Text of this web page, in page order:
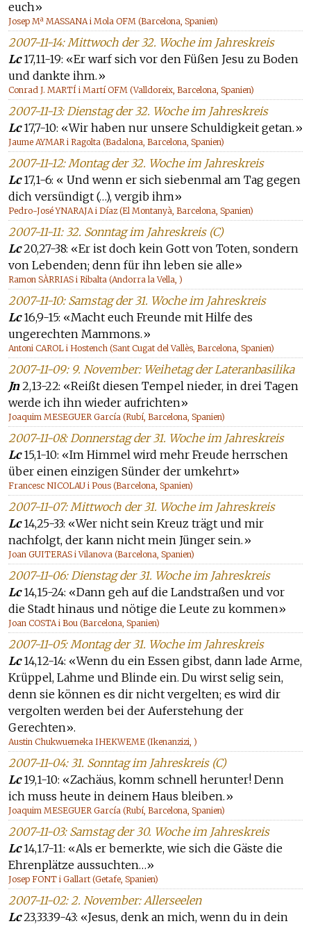
euch»
Josep Mª MASSANA i Mola OFM (Barcelona, Spanien)
2007-11-14: Mittwoch der 32. Woche im Jahreskreis
Lc17,11-19: «Er warf sich vor den Füßen Jesu zu Boden
und dankte ihm.»
Conrad J. MARTÍ i Martí OFM (Valldoreix, Barcelona, Spanien)
2007-11-13: Dienstag der 32. Woche im Jahreskreis
Lc17,7-10: «Wir haben nur unsere Schuldigkeit getan.»
Jaume AYMAR i Ragolta (Badalona, Barcelona, Spanien)
2007-11-12: Montag der 32. Woche im Jahreskreis
Lc17,1-6: « Und wenn er sich siebenmal am Tag gegen
dich versündigt (…), vergib ihm»
Pedro-José YNARAJA i Díaz (El Montanyà, Barcelona, Spanien)
2007-11-11: 32. Sonntag im Jahreskreis (C)
Lc20,27-38: «Er ist doch kein Gott von Toten, sondern
von Lebenden; denn für ihn leben sie alle»
Ramon SÀRRIAS i Ribalta (Andorra la Vella, )
2007-11-10: Samstag der 31. Woche im Jahreskreis
Lc16,9-15: «Macht euch Freunde mit Hilfe des
ungerechten Mammons.»
Antoni CAROL i Hostench (Sant Cugat del Vallès, Barcelona, Spanien)
2007-11-09: 9. November: Weihetag der Lateranbasilika
Jn2,13-22: «Reißt diesen Tempel nieder, in drei Tagen
werde ich ihn wieder aufrichten»
Joaquim MESEGUER García (Rubí, Barcelona, Spanien)
2007-11-08: Donnerstag der 31. Woche im Jahreskreis
Lc15,1-10: «Im Himmel wird mehr Freude herrschen
über einen einzigen Sünder der umkehrt»
Francesc NICOLAU i Pous (Barcelona, Spanien)
2007-11-07: Mittwoch der 31. Woche im Jahreskreis
Lc14,25-33: «Wer nicht sein Kreuz trägt und mir
nachfolgt, der kann nicht mein Jünger sein.»
Joan GUITERAS i Vilanova (Barcelona, Spanien)
2007-11-06: Dienstag der 31. Woche im Jahreskreis
Lc14,15-24: «Dann geh auf die Landstraßen und vor
die Stadt hinaus und nötige die Leute zu kommen»
Joan COSTA i Bou (Barcelona, Spanien)
2007-11-05: Montag der 31. Woche im Jahreskreis
Lc14,12-14: «Wenn du ein Essen gibst, dann lade Arme,
Krüppel, Lahme und Blinde ein. Du wirst selig sein,
denn sie können es dir nicht vergelten; es wird dir
vergolten werden bei der Auferstehung der
Gerechten».
Austin Chukwuemeka IHEKWEME (Ikenanzizi, )
2007-11-04: 31. Sonntag im Jahreskreis (C)
Lc19,1-10: «Zachäus, komm schnell herunter! Denn
ich muss heute in deinem Haus bleiben.»
Joaquim MESEGUER García (Rubí, Barcelona, Spanien)
2007-11-03: Samstag der 30. Woche im Jahreskreis
Lc14,1.7-11: «Als er bemerkte, wie sich die Gäste die
Ehrenplätze aussuchten…»
Josep FONT i Gallart (Getafe, Spanien)
2007-11-02: 2. November: Allerseelen
Lc23,33.39-43: «Jesus, denk an mich, wenn du in dein